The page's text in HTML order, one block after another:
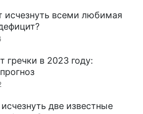
исчезнуть всеми любимая
гречки в 2023 году:
две известные